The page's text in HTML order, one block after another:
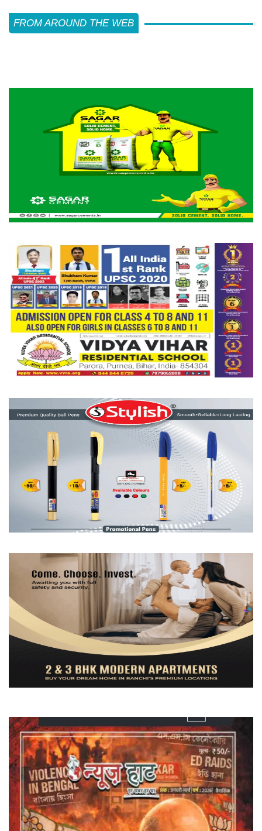
FROM AROUND THE WEB